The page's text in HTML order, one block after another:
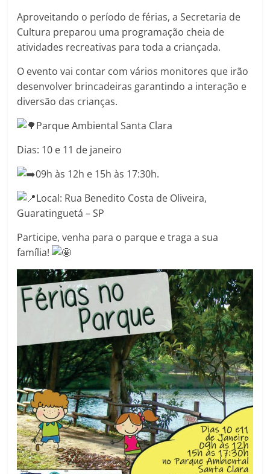
Aproveitando o período de férias, a Secretaria de
Cultura preparou uma programação cheia de
atividades recreativas para toda a criançada.
O evento vai contar com vários monitores que irão
desenvolver brincadeiras garantindo a interação e
diversão das crianças.
Parque Ambiental Santa Clara
Dias: 10 e 11 de janeiro
09h às 12h e 15h às 17:30h.
Local: Rua Benedito Costa de Oliveira,
Guaratinguetá – SP
Participe, venha para o parque e traga a sua
família!